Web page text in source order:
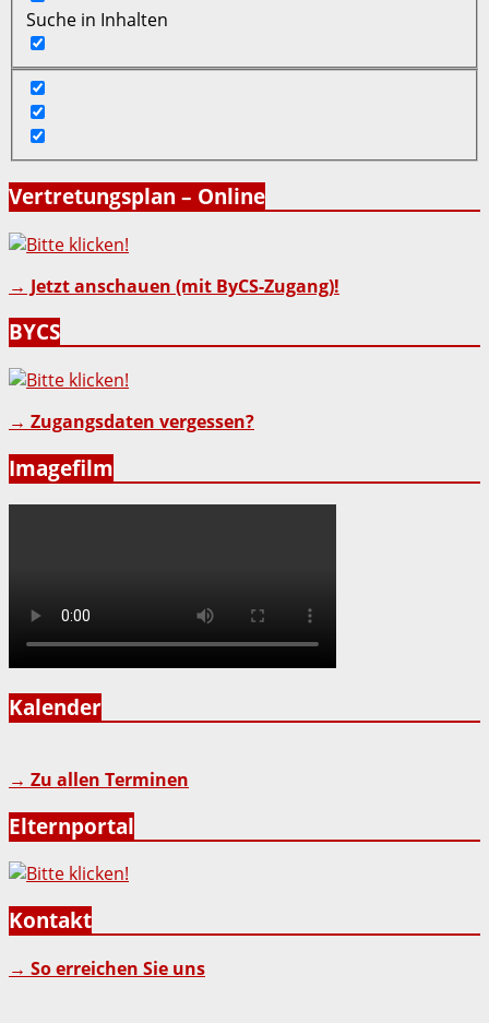
Suche in Inhalten
Vertretungsplan – Online
→ Jetzt anschauen (mit ByCS-Zugang)!
BYCS
→ Zugangsdaten vergessen?
Imagefilm
Kalender
→ Zu allen Terminen
Elternportal
Kontakt
→ So erreichen Sie uns